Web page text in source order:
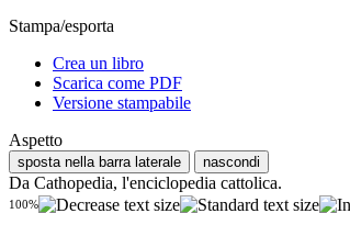
Stampa/esporta
Crea un libro
Scarica come PDF
Versione stampabile
Aspetto
sposta nella barra laterale nascondi
Da Cathopedia, l'enciclopedia cattolica.
100%